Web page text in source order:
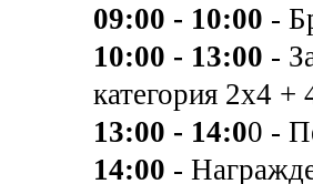
09:00 - 10:00 -
10:00 - 13:00 -
категория 2х4 +
13:00 - 14:00 -
14:00 -